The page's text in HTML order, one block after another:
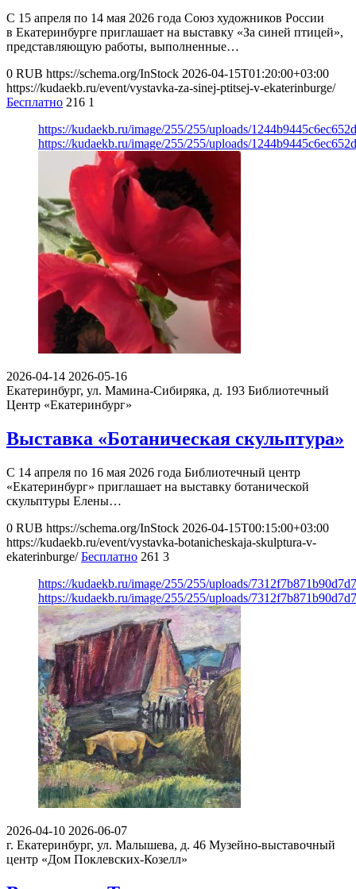
С 15 апреля по 14 мая 2026 года Союз художников России
в Екатеринбурге приглашает на выставку «За синей птицей»,
представляющую работы, выполненные…
0 RUB https://schema.org/InStock 2026-04-15T01:20:00+03:00
https://kudaekb.ru/event/vystavka-za-sinej-ptitsej-v-ekaterinburge/
Бесплатно 216 1
https://kudaekb.ru/image/255/255/uploads/
https://kudaekb.ru/image/255/255/uploads/
2026-04-14 2026-05-16
Екатеринбург, ул. Мамина-Сибиряка, д. 193 Библиотечный
Центр «Екатеринбург»
Выставка «Ботаническая скульптура»
С 14 апреля по 16 мая 2026 года Библиотечный центр
«Екатеринбург» приглашает на выставку ботанической
скульптуры Елены…
0 RUB https://schema.org/InStock 2026-04-15T00:15:00+03:00
https://kudaekb.ru/event/vystavka-botanicheskaja-skulptura-v-
ekaterinburge/ Бесплатно 261 3
https://kudaekb.ru/image/255/255/uploads/
https://kudaekb.ru/image/255/255/uploads/
2026-04-10 2026-06-07
г. Екатеринбург, ул. Малышева, д. 46 Музейно-выставочный
центр «Дом Поклевских-Козелл»